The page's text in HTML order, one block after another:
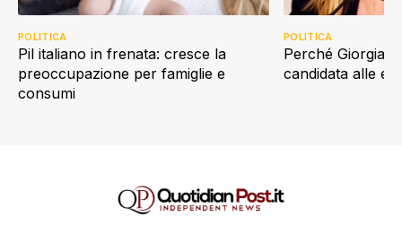
Pil italiano in frenata: cresce la
preoccupazione per famiglie e
consumi
POLITICA
Perché Giorgia
candidata alle
POLITICA